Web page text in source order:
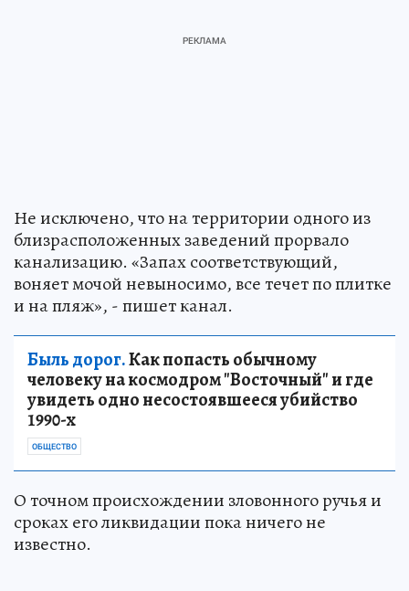
Не исключено, что на территории одного из
близрасположенных заведений прорвало
канализацию. «Запах соответствующий,
воняет мочой невыносимо, все течет по плитке
и на пляж», - пишет канал.
Быль дорог.Как попасть обычному
человеку на космодром "Восточный" и где
увидеть одно несостоявшееся убийство
1990-х
ОБЩЕСТВО
О точном происхождении зловонного ручья и
сроках его ликвидации пока ничего не
известно.